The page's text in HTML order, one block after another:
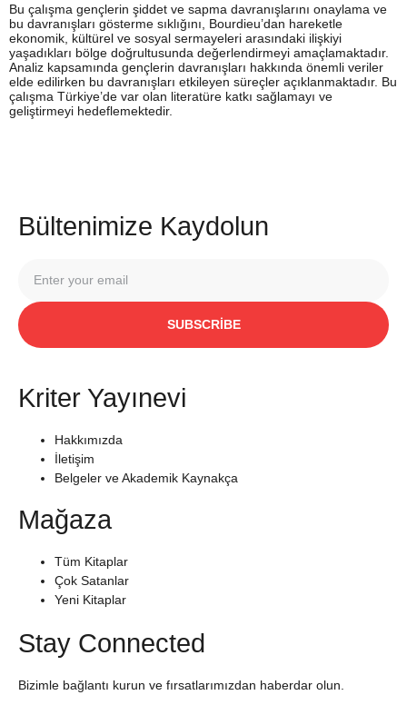
Bu çalışma gençlerin şiddet ve sapma davranışlarını onaylama ve
bu davranışları gösterme sıklığını, Bourdieu’dan hareketle
ekonomik, kültürel ve sosyal sermayeleri arasındaki ilişkiyi
yaşadıkları bölge doğrultusunda değerlendirmeyi amaçlamaktadır.
Analiz kapsamında gençlerin davranışları hakkında önemli veriler
elde edilirken bu davranışları etkileyen süreçler açıklanmaktadır. Bu
çalışma Türkiye’de var olan literatüre katkı sağlamayı ve
geliştirmeyi hedeflemektedir.
Bültenimize Kaydolun
SUBSCRIBE
Kriter Yayınevi
Hakkımızda
İletişim
Belgeler ve Akademik Kaynakça
Mağaza
Tüm Kitaplar
Çok Satanlar
Yeni Kitaplar
Stay Connected
Bizimle bağlantı kurun ve fırsatlarımızdan haberdar olun.